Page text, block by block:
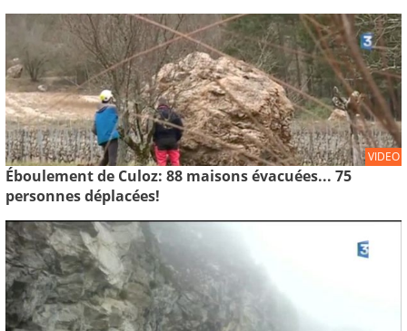
VIDEO
Éboulement de Culoz: 88 maisons évacuées... 75
personnes déplacées!